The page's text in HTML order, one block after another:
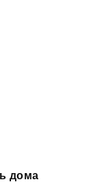
дома